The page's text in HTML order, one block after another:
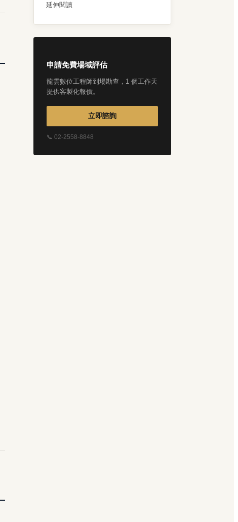
延伸閱讀
申請免費場域評估
龍雲數位工程師到場勘查，1 個工作天
提供客製化報價。
立即諮詢
📞 02-2558-8848